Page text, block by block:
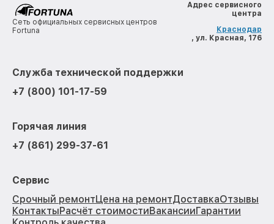
Сеть официальных сервисных центров
Fortuna
Адрес сервисного
центра
Краснодар
, ул. Красная, 176
Служба технической поддержки
+7 (800) 101-17-59
Горячая линия
+7 (861) 299-37-61
Сервис
Срочный ремонтЦена на ремонтДоставкаОтзывы
КонтактыРасчёт стоимостиВакансииГарантии